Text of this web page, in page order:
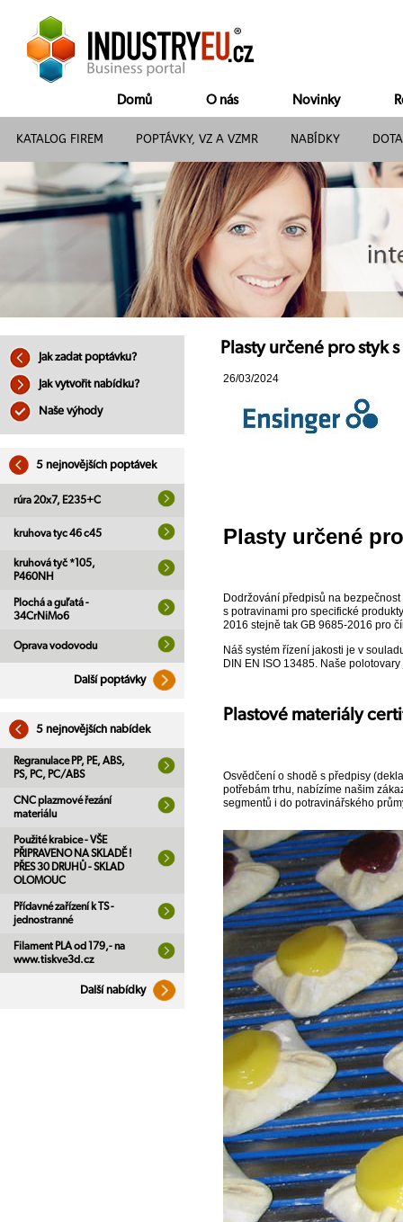
Domů O nás Novinky
KATALOG FIREM POPTÁVKY, VZ A VZMR NABÍDKY
Jak zadat poptávku?
Jak vytvořit nabídku?
Naše výhody
5 nejnovějších poptávek
rúra 20x7, E235+C
kruhova tyc 46 c45
kruhová tyč *105,
P460NH
Plochá a guľatá -
34CrNiMo6
Oprava vodovodu
Další poptávky
5 nejnovějších nabídek
Regranulace PP, PE, ABS,
PS, PC, PC/ABS
CNC plazmové řezání
materiálu
Použité krabice - VŠE
PŘIPRAVENO NA SKLADĚ !
PŘES 30 DRUHŮ - SKLAD
OLOMOUC
Přídavné zařízení k TS -
jednostranné
Filament PLA od 179,- na
www.tiskve3d.cz
Další nabídky
Plasty určené pro styk
26/03/2024
Plasty určené
Dodržování předpisů na
s potravinami pro specifické
2016 stejně tak GB 9685-2016 pro
Náš systém řízení jakosti je v
DIN EN ISO 13485. Naše
Plastové materiály
Osvědčení o shodě s předpisy
potřebám trhu, nabízíme našim
segmentů i do potravinářského